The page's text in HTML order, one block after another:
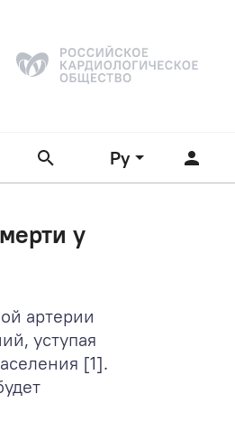
Ру
у
артерии
уступая
[1].